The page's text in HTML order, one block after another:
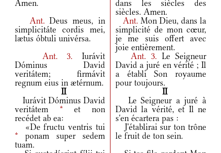
Amen.
dans les siècles des
siècles. Amen.
Ant.Deus meus, in
simplicitáte cordis mei,
lætus óbtuli univérsa.
Ant. Mon Dieu, dans la
simplicité de mon cœur,
je me suis offert avec
joie entièrement.
Ant. 3. Iurávit
Dóminus David
veritátem; firmávit
regnum eius in ætérnum.
Ant. 3. Le Seigneur
David a juré en vérité ; Il
a établi Son royaume
pour toujours.
II
II
Iurávit Dóminus David
veritátem * et non
recédet ab ea:
Le Seigneur a juré à
David la vérité, et Il ne
s'en écartera pas :
«De fructu ventris tui
* ponam super sedem
tuam.
J'établirai sur ton trône
le fruit de ton sein.